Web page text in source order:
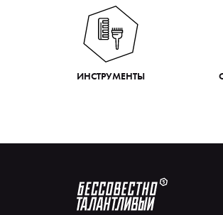
ИНСТРУМЕНТЫ